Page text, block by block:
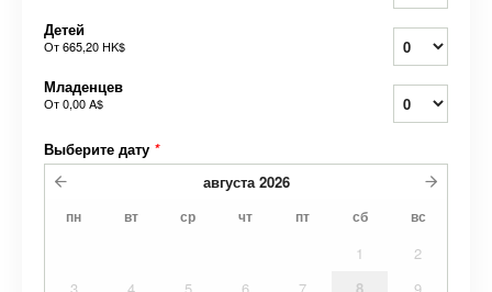
Детей
От665,20 HK$
Младенцев
От0,00 A$
Выберите дату *
августа 2026
пн вт ср чт пт сб вс
1
2